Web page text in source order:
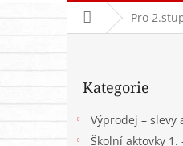
Domů Pro
P
kategorie
Kategorie
Výprodej – slevy
Školní aktovky